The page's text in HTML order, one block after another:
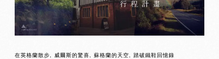
在英格蘭散步 威爾斯的驚喜 蘇格蘭的天空
踏破鐵鞋回憶錄